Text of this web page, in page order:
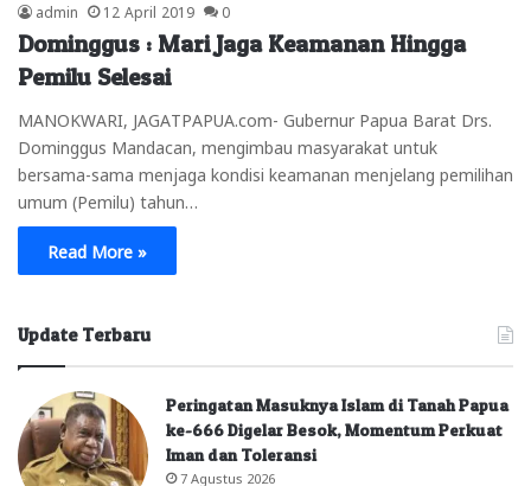
admin 12 April 2019 0
Dominggus : Mari Jaga Keamanan Hingga
Pemilu Selesai
MANOKWARI, JAGATPAPUA.com- Gubernur Papua Barat Drs.
Dominggus Mandacan, mengimbau masyarakat untuk
bersama-sama menjaga kondisi keamanan menjelang pemilihan
umum (Pemilu) tahun…
Read More »
Update Terbaru
Peringatan Masuknya Islam di Tanah Papua
ke-666 Digelar Besok, Momentum Perkuat
Iman dan Toleransi
7 Agustus 2026